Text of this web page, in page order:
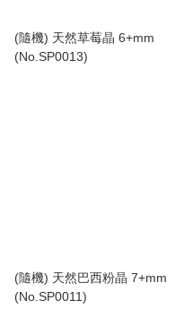
(隨機) 天然草莓晶 6+mm
(No.SP0013)
(隨機) 天然巴西粉晶 7+mm
(No.SP0011)